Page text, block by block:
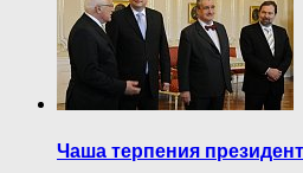
Чаша терпения